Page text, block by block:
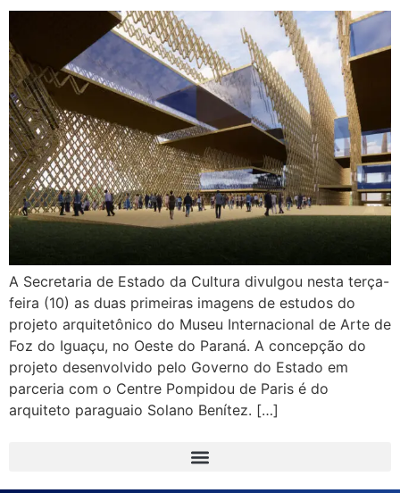
A Secretaria de Estado da Cultura divulgou nesta terça-
feira (10) as duas primeiras imagens de estudos do
projeto arquitetônico do Museu Internacional de Arte de
Foz do Iguaçu, no Oeste do Paraná. A concepção do
projeto desenvolvido pelo Governo do Estado em
parceria com o Centre Pompidou de Paris é do
arquiteto paraguaio Solano Benítez. […]